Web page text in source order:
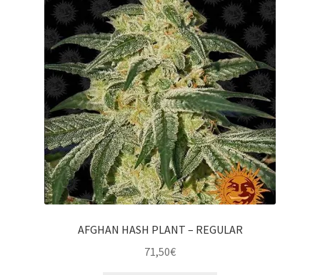
AFGHAN HASH PLANT – REGULAR
71,50€